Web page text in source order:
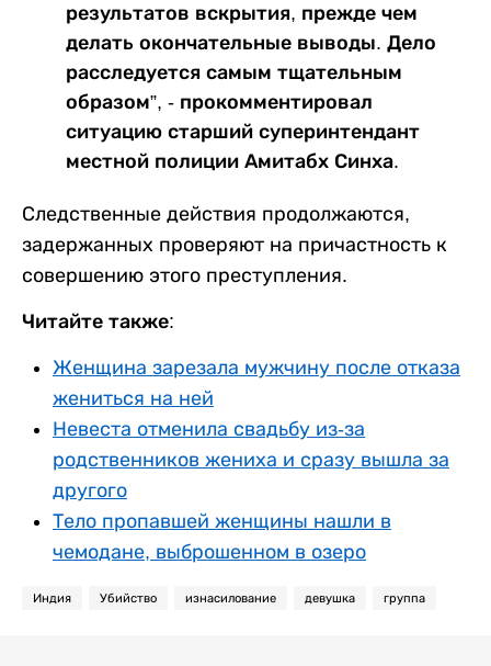
результатов вскрытия, прежде чем
делать окончательные выводы. Дело
расследуется самым тщательным
образом”, - прокомментировал
ситуацию старший суперинтендант
местной полиции Амитабх Синха.
Следственные действия продолжаются,
задержанных проверяют на причастность к
совершению этого преступления.
Читайте также:
Женщина зарезала мужчину после отказа
жениться на ней
Невеста отменила свадьбу из-за
родственников жениха и сразу вышла за
другого
Тело пропавшей женщины нашли в
чемодане, выброшенном в озеро
Индия Убийство изнасилование девушка группа